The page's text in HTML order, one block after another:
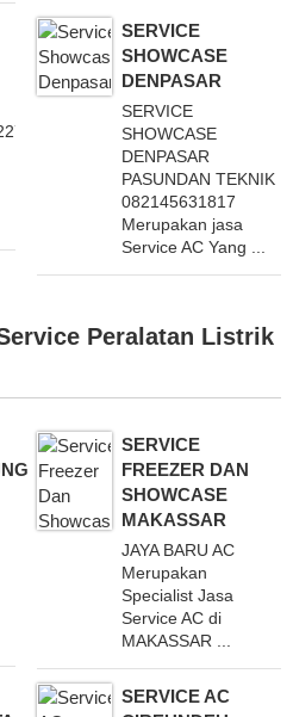
SERVICE
SHOWCASE
DENPASAR
SERVICE
SHOWCASE
DENPASAR
PASUNDAN TEKNIK
082145631817
Merupakan jasa
Service AC Yang ...
Peralatan Listrik
SERVICE
FREEZER DAN
SHOWCASE
MAKASSAR
JAYA BARU AC
Merupakan
Specialist Jasa
Service AC di
MAKASSAR ...
SERVICE AC